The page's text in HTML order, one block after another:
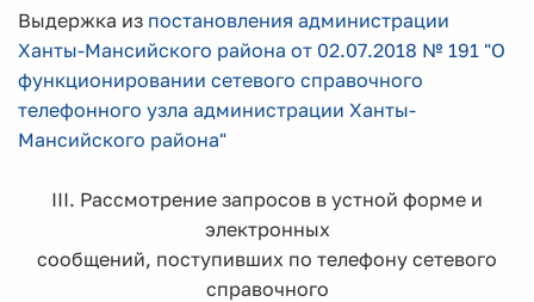
Выдержка из постановления администрации
Ханты-Мансийского района от 02.07.2018 № 191 "О
функционировании сетевого справочного
телефонного узла администрации Ханты-
Мансийского района"
III. Рассмотрение запросов в устной форме и
электронных
сообщений, поступивших по телефону сетевого
справочного